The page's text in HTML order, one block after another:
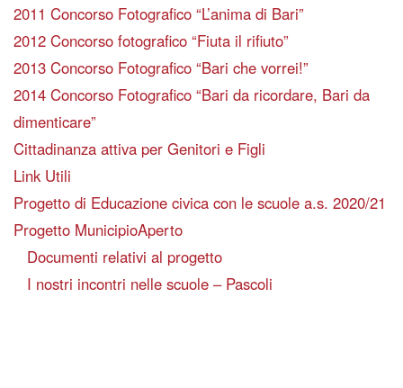
2011 Concorso Fotografico “L’anima di Bari”
2012 Concorso fotografico “Fiuta il rifiuto”
2013 Concorso Fotografico “Bari che vorrei!”
2014 Concorso Fotografico “Bari da ricordare, Bari da
dimenticare”
Cittadinanza attiva per Genitori e Figli
Link Utili
Progetto di Educazione civica con le scuole a.s. 2020/21
Progetto MunicipioAperto
Documenti relativi al progetto
I nostri incontri nelle scuole – Pascoli